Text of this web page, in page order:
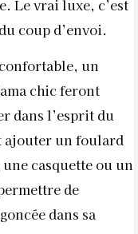
Le vrai luxe, c’est
coup d’envoi.
un
chic feront
dans l’esprit du
ajouter un foulard
casquette ou un
de
dans sa